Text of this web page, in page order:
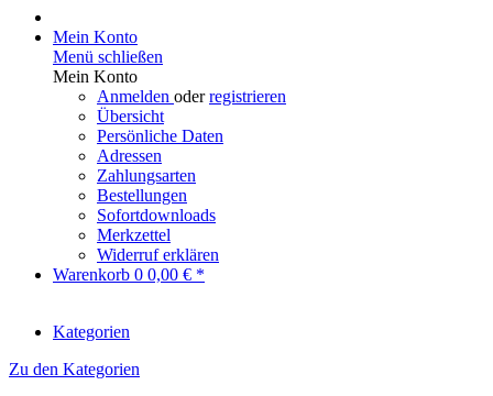
Mein Konto
Menü schließen
Mein Konto
Anmelden oderregistrieren
Übersicht
Persönliche Daten
Adressen
Zahlungsarten
Bestellungen
Sofortdownloads
Merkzettel
Widerruf erklären
Warenkorb 0 0,00 € *
Kategorien
Zu den Kategorien